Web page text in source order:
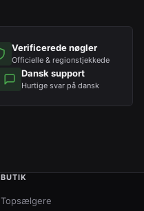
Verificerede nøgler
Officielle & regionstjekkede
Dansk support
Hurtige svar på dansk
BUTIK
Topsælgere